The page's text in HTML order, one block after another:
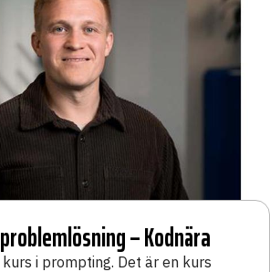
– Kodnära
i prompting. Det är en kurs